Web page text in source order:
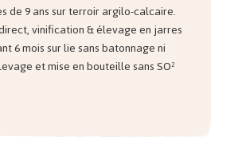
de 9 ans sur terroir argilo-calcaire.
vinification & élevage en jarres
6 mois sur lie sans batonnage ni
et mise en bouteille sans SO²